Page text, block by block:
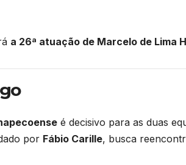
a 26ª atuação de Marcelo de Lima
é decisivo para as duas
por Fábio Carille, busca